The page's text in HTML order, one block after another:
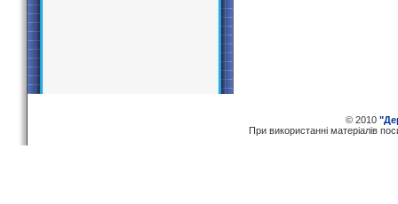
© 2010
При використаннi матерiалiв